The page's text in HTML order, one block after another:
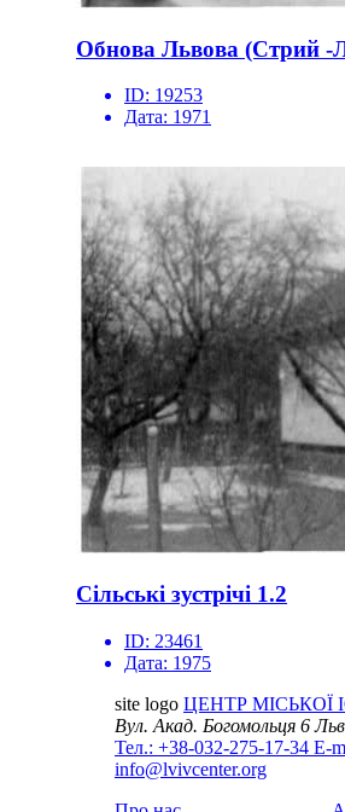
Обнова Львова (Стрий -
ID: 19253
Дата: 1971
Сільські зустрічі 1.2
ID: 23461
Дата: 1975
site logo ЦЕНТР МІСЬКОЇ
Вул. Акад. Богомольця 6
Тел.: +38-032-275-17-34 E-
info@lvivcenter.org